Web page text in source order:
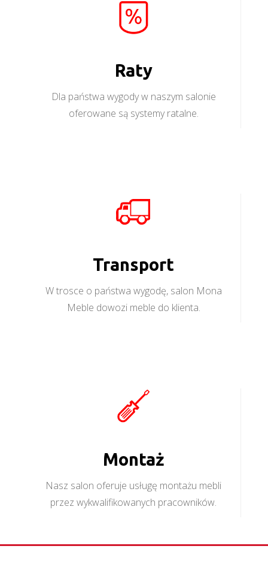
Raty
Dla państwa wygody w naszym salonie
oferowane są systemy ratalne.
Transport
W trosce o państwa wygodę, salon Mona
Meble dowozi meble do klienta.
Montaż
Nasz salon oferuje usługę montażu mebli
przez wykwalifikowanych pracowników.